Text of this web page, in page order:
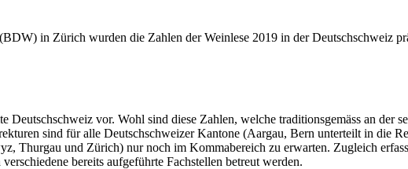
in Zürich wurden die Zahlen der Weinlese 2019 in der Deutschschweiz
Deutschschweiz vor. Wohl sind diese Zahlen, welche traditionsgemäss an der
sind für alle Deutschschweizer Kantone (Aargau, Bern unterteilt in die
Thurgau und Zürich) nur noch im Kommabereich zu erwarten. Zugleich
bereits aufgeführte Fachstellen betreut werden.